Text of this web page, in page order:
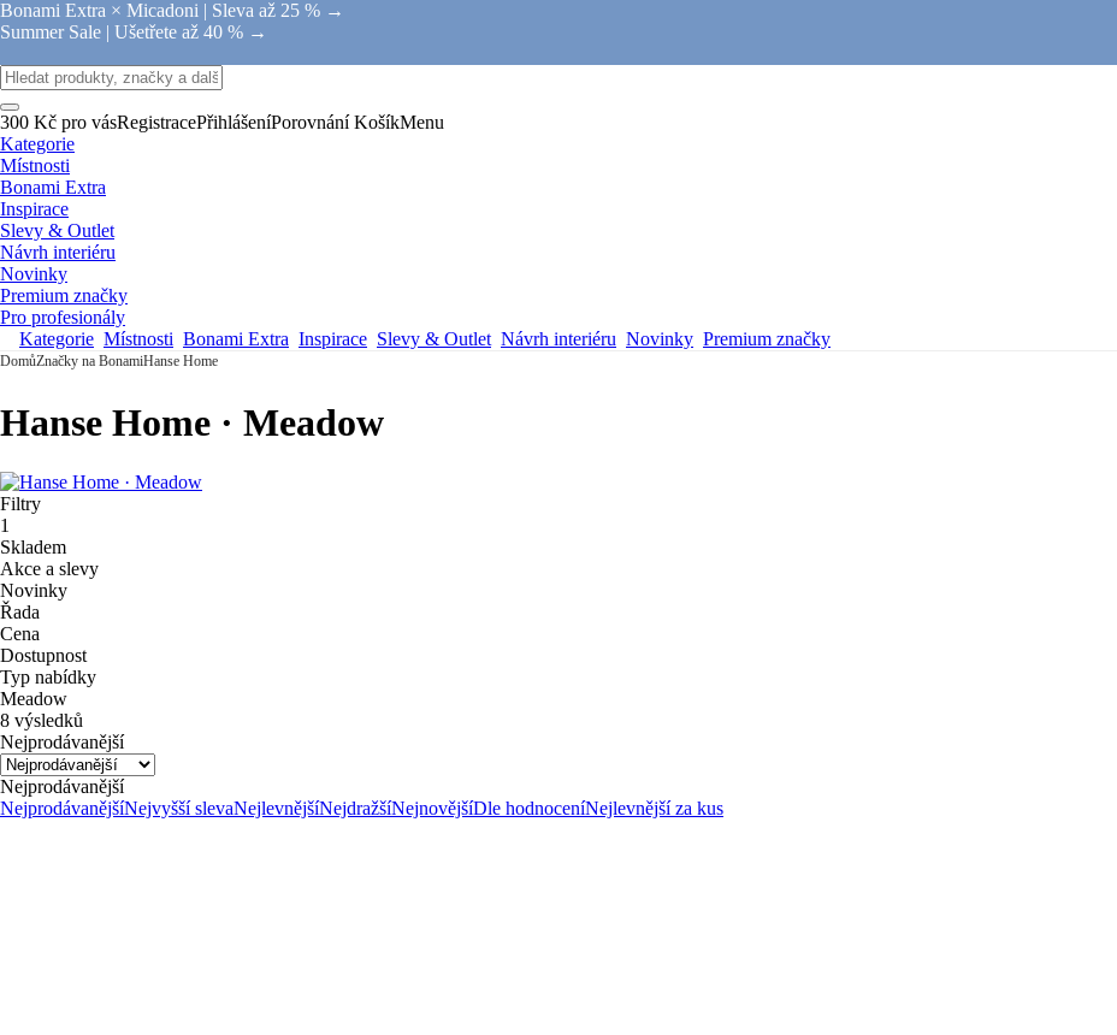
Bonami Extra × Micadoni | Sleva až 25 % →
Summer Sale | Ušetřete až 40 % →
300 Kč pro vásRegistracePřihlášeníPorovnání KošíkMenu
Kategorie
Místnosti
Bonami Extra
Inspirace
Slevy & Outlet
Návrh interiéru
Novinky
Premium značky
Pro profesionály
Kategorie Místnosti Bonami Extra Inspirace Slevy & Outlet Návrh interiéru Novinky Premium značky
DomůZnačky na BonamiHanse Home
Hanse Home · Meadow
Filtry
1
Skladem
Akce a slevy
Novinky
Řada
Cena
Dostupnost
Typ nabídky
Meadow
8 výsledků
Nejprodávanější
Nejprodávanější
NejprodávanějšíNejvyšší slevaNejlevnějšíNejdražšíNejnovějšíDle hodnoceníNejlevnější za kus